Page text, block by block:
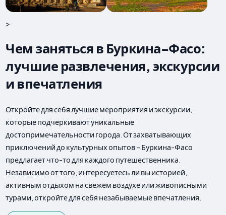
>
Чем заняться в Буркина-Фасо:
лучшие развлечения, экскурсии
и впечатления
Откройте для себя лучшие мероприятия и экскурсии,
которые подчеркивают уникальные
достопримечательности города. От захватывающих
приключений до культурных опытов – Буркина-Фасо
предлагает что-то для каждого путешественника.
Независимо от того, интересуетесь ли вы историей,
активным отдыхом на свежем воздухе или живописными
турами, откройте для себя незабываемые впечатления.